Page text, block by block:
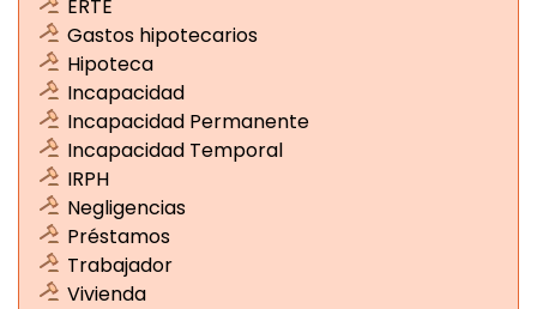
ERTE
Gastos hipotecarios
Hipoteca
Incapacidad
Incapacidad Permanente
Incapacidad Temporal
IRPH
Negligencias
Préstamos
Trabajador
Vivienda